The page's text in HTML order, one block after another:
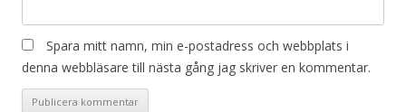
Spara mitt namn, min e-postadress och webbplats i
denna webbläsare till nästa gång jag skriver en kommentar.